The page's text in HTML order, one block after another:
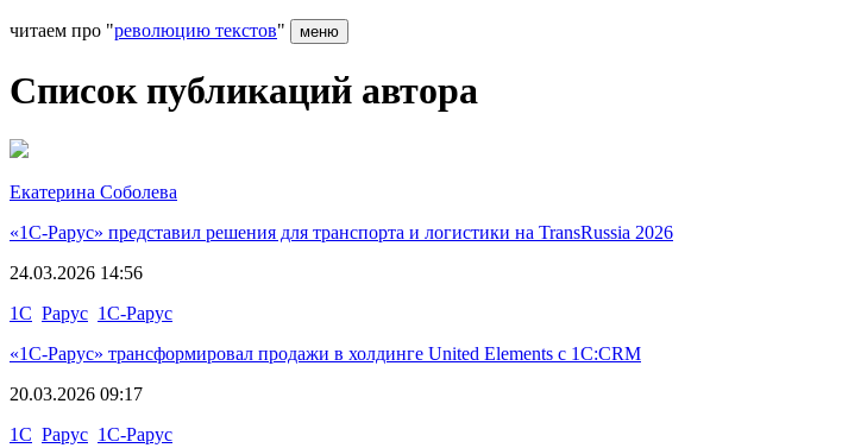
читаем про "революцию текстов" меню
Список публикаций автора
Екатерина Соболева
«1С‑Рарус» представил решения для транспорта и логистики на TransRussia 2026
24.03.2026 14:56
1С Рарус 1С-Рарус
«1С-Рарус» трансформировал продажи в холдинге United Elements с 1С:CRM
20.03.2026 09:17
1С Рарус 1С-Рарус